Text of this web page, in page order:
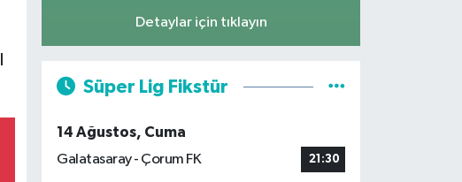
Detaylar için tıklayın
Süper Lig Fikstür
14 Ağustos, Cuma
Galatasaray - Çorum FK
21:30